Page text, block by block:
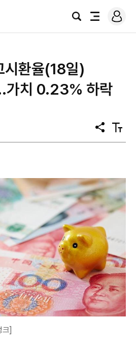
검
전
로
그
시환율(18일)
치 0.23% 하락
공
유
텍
스
크]